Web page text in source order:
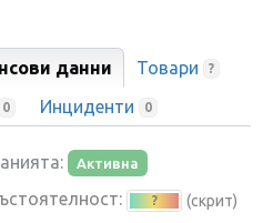
данни Товари ?
0 Инциденти 0
Активна
? (скрит)